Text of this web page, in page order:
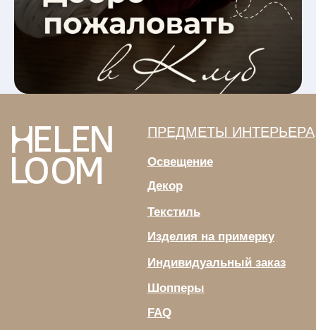
Наши проекты
Декор
Изделия на примерку
Текстиль
Индивидуальный заказ
Шопперы
О БРЕНДЕ
Мастер-классы
sale@helenloom.ru